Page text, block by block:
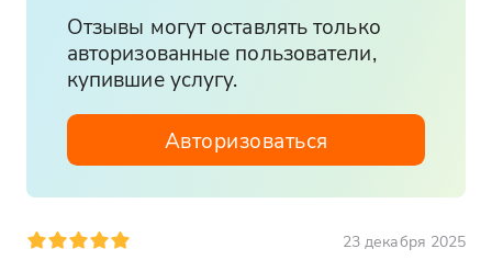
Отзывы могут оставлять только
авторизованные пользователи,
купившие услугу.
Авторизоваться
23 декабря 2025